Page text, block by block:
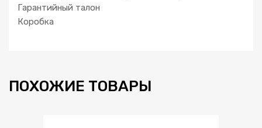
Гарантийный талон
Коробка
ПОХОЖИЕ ТОВАРЫ